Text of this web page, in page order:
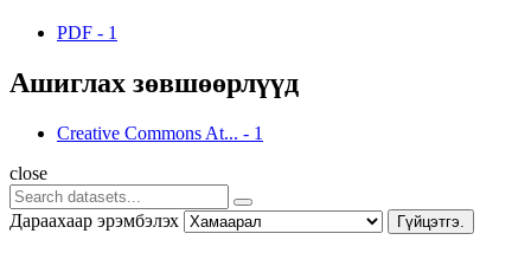
PDF - 1
Ашиглах зөвшөөрлүүд
Creative Commons At... - 1
close
Дараахаар эрэмбэлэх Гүйцэтгэ.